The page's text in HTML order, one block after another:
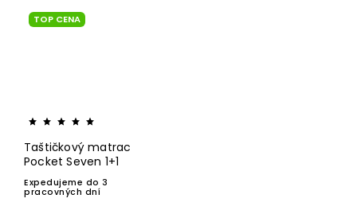
TOP CENA
Taštičkový matrac
Pocket Seven 1+1
Expedujeme do 3
pracovných dní